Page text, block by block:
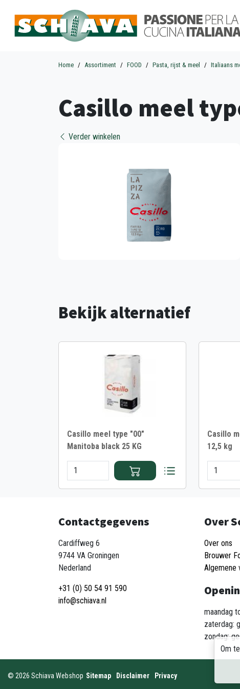
Home Assortiment FOOD Pasta, rijst & meel Italiaans
Casillo meel
Verder winkelen
Bekijk alternatief
Casillo meel type "00"
Manitoba black 25 KG
Casillo
12,5 kg
Om
Contactgegevens
Cardiffweg 6
9744 VA Groningen
Nederland
+31 (0) 50 54 91 590
info@schiava.nl
Over
Over ons
Brouwer
Algemene
maandag
zaterdag:
zondag:
© 2026 Schiava Webshop Sitemap Disclaimer Privacy